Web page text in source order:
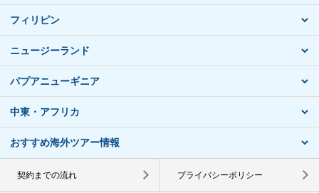
フィリピン
ニュージーランド
パプアニューギニア
中東・アフリカ
おすすめ海外ツアー情報
契約までの流れ プライバシーポリシー